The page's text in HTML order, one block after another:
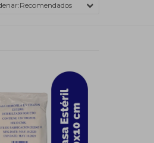
Recomendados